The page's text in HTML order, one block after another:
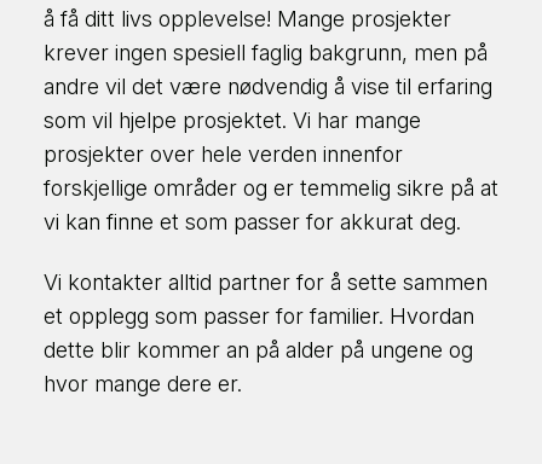
å få ditt livs opplevelse! Mange prosjekter
krever ingen spesiell faglig bakgrunn, men på
andre vil det være nødvendig å vise til erfaring
som vil hjelpe prosjektet. Vi har mange
prosjekter over hele verden innenfor
forskjellige områder og er temmelig sikre på at
vi kan finne et som passer for akkurat deg.
Vi kontakter alltid partner for å sette sammen
et opplegg som passer for familier. Hvordan
dette blir kommer an på alder på ungene og
hvor mange dere er.